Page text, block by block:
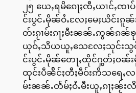
၂၅ ယေႇရမိၵေႃႈၸီႇယၢင်ႇၸၢ
င်းပွင်ႉမိုၼ်ဝႆႉလႄႈမေႈယိင်းၵူ
တ်းၵႂၢမ်းၵႃႈမီးၼၼ်ႉဢွၼ်ၵၼ်
ယုဝ်ႇသိယယူႇသေလႄႈသုင်းသွင်
င်းပွင်ႉမိုၼ်တေႃႇထိုင်ႁွတ်ႈဝၼ်
ထုင်းပဵၼ်ိင်ႈတီႈမဵဝ်းဢိသရေႇလ
မ်းၼၼ်ႉတႅမ်ႈဝႆႉမီးယူႇၵႃႈၼႂ်း